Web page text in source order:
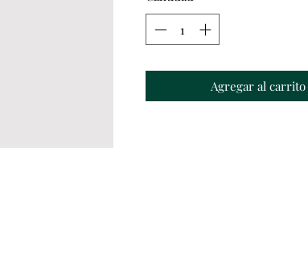
Agregar al carrito